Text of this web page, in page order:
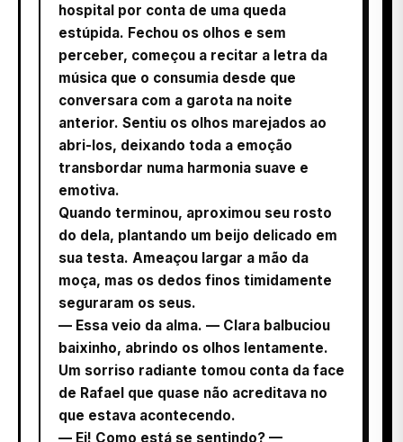
hospital por conta de uma queda
estúpida. Fechou os olhos e sem
perceber, começou a recitar a letra da
música que o consumia desde que
conversara com a garota na noite
anterior. Sentiu os olhos marejados ao
abri-los, deixando toda a emoção
transbordar numa harmonia suave e
emotiva.
Quando terminou, aproximou seu rosto
do dela, plantando um beijo delicado em
sua testa. Ameaçou largar a mão da
moça, mas os dedos finos timidamente
seguraram os seus.
— Essa veio da alma. — Clara balbuciou
baixinho, abrindo os olhos lentamente.
Um sorriso radiante tomou conta da face
de Rafael que quase não acreditava no
que estava acontecendo.
— Ei! Como está se sentindo? —